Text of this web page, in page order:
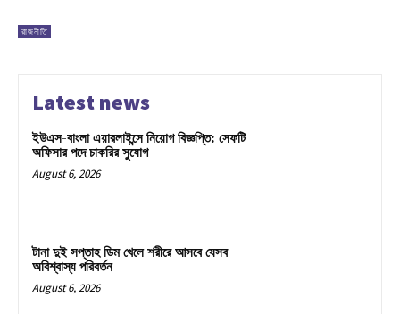
রাজনীতি
Latest news
ইউএস-বাংলা এয়ারলাইন্সে নিয়োগ বিজ্ঞপ্তি: সেফটি
অফিসার পদে চাকরির সুযোগ
August 6, 2026
টানা দুই সপ্তাহ ডিম খেলে শরীরে আসবে যেসব
অবিশ্বাস্য পরিবর্তন
August 6, 2026